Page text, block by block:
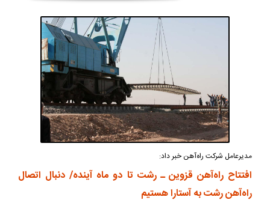
مدیرعامل شرکت راه‌آهن خبر داد:
افتتاح راه‌آهن قزوین ـ‌ رشت تا دو ماه آینده/ دنبال اتصال
راه‌آهن رشت به آستارا هستیم